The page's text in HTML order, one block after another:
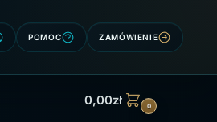
POMOC ZAMÓWIENIE
0,00zł 0